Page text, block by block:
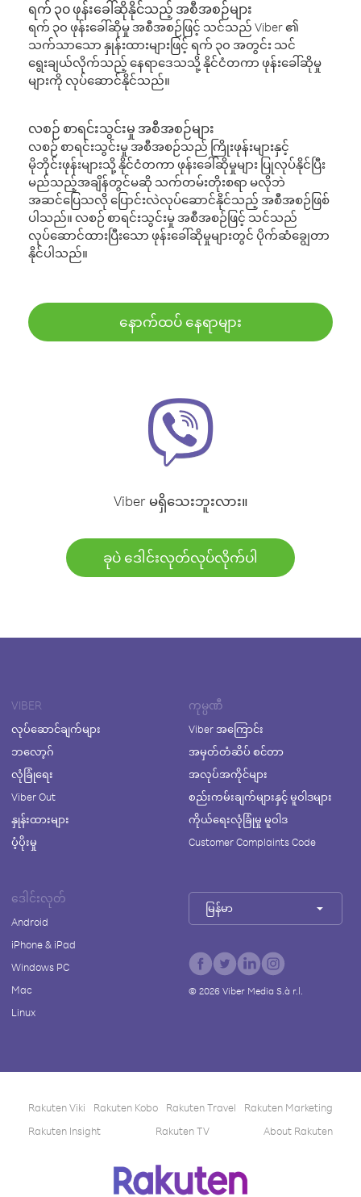
ရက် ၃၀ ဖုန်းခေါ်ဆိုနိုင်သည့် အစီအစဉ်များ
ရက် ၃၀ ဖုန်းခေါ်ဆိုမှု အစီအစဉ်ဖြင့် သင်သည် Viber ၏
သက်သာသော နှုန်းထားများဖြင့် ရက် ၃၀ အတွင်း သင်
ရွေးချယ်လိုက်သည့် နေရာဒေသသို့ နိုင်ငံတကာ ဖုန်းခေါ်ဆိုမှု
များကို လုပ်ဆောင်နိုင်သည်။
လစဉ် စာရင်းသွင်းမှု အစီအစဉ်များ
လစဉ် စာရင်းသွင်းမှု အစီအစဉ်သည် ကြိုးဖုန်းများနှင့်
မိုဘိုင်းဖုန်းများသို့ နိုင်ငံတကာ ဖုန်းခေါ်ဆိုမှုများ ပြုလုပ်နိုင်ပြီး
မည်သည့်အချိန်တွင်မဆို သက်တမ်းတိုးစရာ မလိုဘဲ
အဆင်ပြေသလို ပြောင်းလဲလုပ်ဆောင်နိုင်သည့် အစီအစဉ်ဖြစ်
ပါသည်။ လစဉ် စာရင်းသွင်းမှု အစီအစဉ်ဖြင့် သင်သည်
လုပ်ဆောင်ထားပြီးသော ဖုန်းခေါ်ဆိုမှုများတွင် ပိုက်ဆံချွေတာ
နိုင်ပါသည်။
နောက်ထပ် နေရာများ
Viber မရှိသေးဘူးလား။
ခုပဲ ဒေါင်းလုတ်လုပ်လိုက်ပါ
VIBER
လုပ်ဆောင်ချက်များ
ဘလော့ဂ်
လုံခြုံရေး
Viber Out
နှုန်းထားများ
ပံ့ပိုးမှု
ကုမ္ပဏီ
Viber အကြောင်း
အမှတ်တံဆိပ် စင်တာ
အလုပ်အကိုင်များ
စည်းကမ်းချက်များနှင့် မူဝါဒများ
ကိုယ်ရေးလုံခြုံမှု မူဝါဒ
Customer Complaints Code
ဒေါင်းလုတ်
Android
iPhone & iPad
Windows PC
Mac
Linux
မြန်မာ
© 2026Viber Media S.à r.l.
Rakuten Viki Rakuten Kobo Rakuten Travel
Rakuten Marketing
Rakuten Insight
Rakuten TV About Rakuten